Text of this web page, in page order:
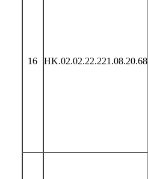
16 HK.02.02.22.221.08.20.68